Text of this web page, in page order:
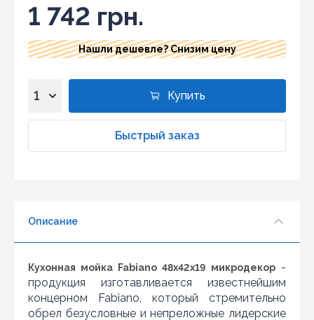
1 742 грн.
Нашли дешевле? Снизим цену
3
7
8
9
10
Купить
Быстрый заказ
Описание
Кухонная мойка Fabiano 48x42x19 микродекор -
продукция изготавливается известнейшим
концерном Fabiano, который стремительно
обрел безусловные и непреложные лидерские